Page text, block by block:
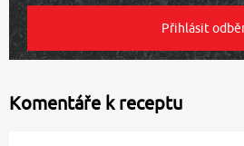
Komentáře k receptu